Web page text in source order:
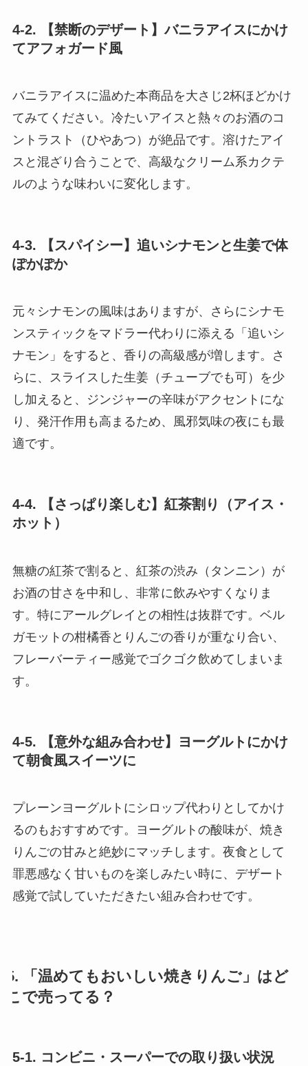
4-2. 【禁断のデザート】バニラアイスにかけ
てアフォガード風
バニラアイスに温めた本商品を大さじ2杯ほどかけ
てみてください。冷たいアイスと熱々のお酒のコ
ントラスト（ひやあつ）が絶品です。溶けたアイ
スと混ざり合うことで、高級なクリーム系カクテ
ルのような味わいに変化します。
4-3. 【スパイシー】追いシナモンと生姜で体
ぽかぽか
元々シナモンの風味はありますが、さらにシナモ
ンスティックをマドラー代わりに添える「追いシ
ナモン」をすると、香りの高級感が増します。さ
らに、スライスした生姜（チューブでも可）を少
し加えると、ジンジャーの辛味がアクセントにな
り、発汗作用も高まるため、風邪気味の夜にも最
適です。
4-4. 【さっぱり楽しむ】紅茶割り（アイス・
ホット）
無糖の紅茶で割ると、紅茶の渋み（タンニン）が
お酒の甘さを中和し、非常に飲みやすくなりま
す。特にアールグレイとの相性は抜群です。ベル
ガモットの柑橘香とりんごの香りが重なり合い、
フレーバーティー感覚でゴクゴク飲めてしまいま
す。
4-5. 【意外な組み合わせ】ヨーグルトにかけ
て朝食風スイーツに
プレーンヨーグルトにシロップ代わりとしてかけ
るのもおすすめです。ヨーグルトの酸味が、焼き
りんごの甘みと絶妙にマッチします。夜食として
罪悪感なく甘いものを楽しみたい時に、デザート
感覚で試していただきたい組み合わせです。
5. 「温めてもおいしい焼きりんご」はど
こで売ってる？
5-1. コンビニ・スーパーでの取り扱い状況